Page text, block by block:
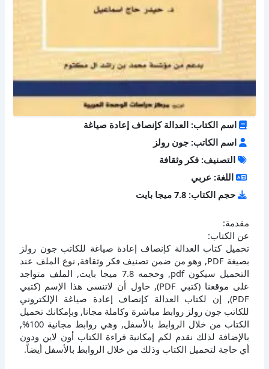
اسم الكتاب: العدالة كإنصاف إعادة صياغة
اسم الكاتب: جون رولز
التصنيف: فكر وثقافة
اللغة: عربي
حجم الكتاب: 7.8 ميجا بايت
مقدمة:
عن الكتاب:
تحميل كتاب العدالة كإنصاف إعادة صياغة للكاتب جون رولز
بصيغة PDF, وهو من ضمن تصنيف فكر وثقافة, نوع الملف عند
التحميل سيكون pdf, وحجمه 7.8 ميجا بايت, الملف متواجد
على موقعنا (كتبي PDF), حاول أن لاتنسى هذا الإسم (كتبي
PDF), إن لكتاب العدالة كإنصاف إعادة صياغة الإلكتروني
للكاتب جون رولز روابط مباشرة وكاملة مجانا, وبإمكانك تحميل
الكتاب من خلال الروابط بالأسفل, وهي روابط مجانية 100%,
بالإضافة لذلك نقدم لكم إمكانية قراءة الكتاب أون لاين ودون
أي حاجة لتحميل الكتاب وذلك من خلال الروابط بالأسفل أيضاً.